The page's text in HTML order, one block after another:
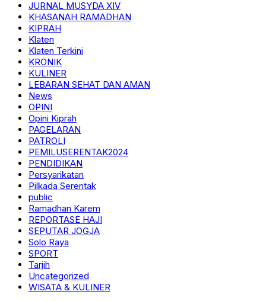
JURNAL MUSYDA XIV
KHASANAH RAMADHAN
KIPRAH
Klaten
Klaten Terkini
KRONIK
KULINER
LEBARAN SEHAT DAN AMAN
News
OPINI
Opini Kiprah
PAGELARAN
PATROLI
PEMILUSERENTAK2024
PENDIDIKAN
Persyarikatan
Pilkada Serentak
public
Ramadhan Karem
REPORTASE HAJI
SEPUTAR JOGJA
Solo Raya
SPORT
Tarjih
Uncategorized
WISATA & KULINER